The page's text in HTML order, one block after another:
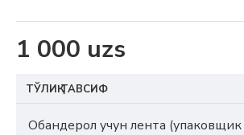
1 000 uzs
ТЎЛИҚ ТАВСИФ
Обандерол учун лента